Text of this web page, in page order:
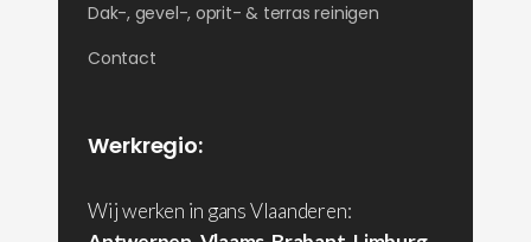
Dak-, gevel-, oprit- & terras reinigen
Contact
Werkregio:
Wij werken in gans Vlaanderen: